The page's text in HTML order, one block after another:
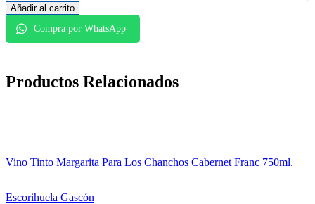
Añadir al carrito
Compra por WhatsApp
Productos Relacionados
Vino Tinto Margarita Para Los Chanchos Cabernet Franc 750ml.
Escorihuela Gascón